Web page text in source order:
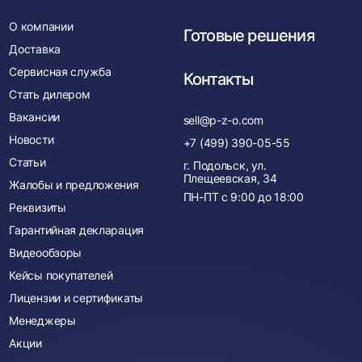
О компании
Доставка
Сервисная служба
Стать дилером
Вакансии
Новости
Статьи
Жалобы и предложения
Реквизиты
Гарантийная декларация
Видеообзоры
Кейсы покупателей
Лицензии и сертификаты
Менеджеры
Акции
Готовые решения
Контакты
sell@p-z-o.com
+7 (499) 390-05-55
г. Подольск, ул.
Плещеевская, 34
ПН-ПТ с 9:00 до 18:00